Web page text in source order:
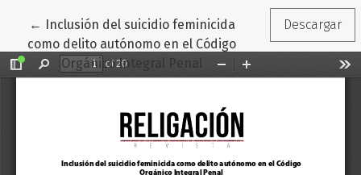
← Volver a los detalles del artículo
Inclusión del suicidio feminicida
como delito autónomo en el Código
Orgánico Integral Penal
Descargar